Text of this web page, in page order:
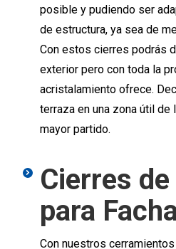
posible y pudiendo ser
de estructura, ya sea de
Con estos cierres podrás
exterior pero con toda la
acristalamiento ofrece.
terraza en una zona útil de
mayor partido.
Cierres de
para
Con nuestros